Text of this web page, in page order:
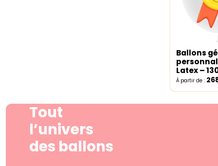
Select
Ballons
Latex –
À partir de :
Tout
l’univers
des ballons